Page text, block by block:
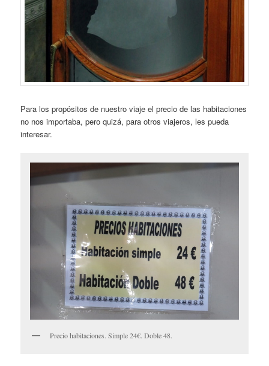
Para los propósitos de nuestro viaje el precio de las habitaciones
no nos importaba, pero quizá, para otros viajeros, les pueda
interesar.
Precio habitaciones. Simple 24€. Doble 48.